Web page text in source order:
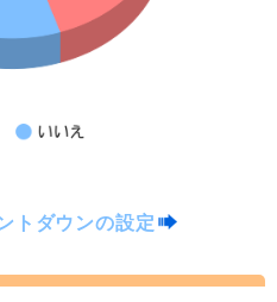
トダウンの設定